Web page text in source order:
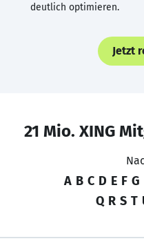
deutlich optimieren.
Jetzt
21 Mio. XING
A B C D E F G
Q R S T